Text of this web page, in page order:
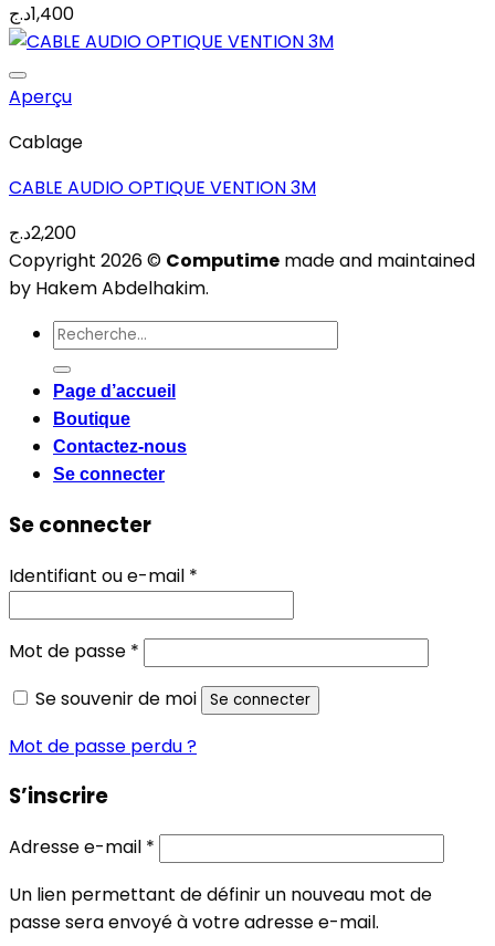
1,400د.ج
Aperçu
Cablage
CABLE AUDIO OPTIQUE VENTION 3M
2,200د.ج
Copyright 2026 © Computime made and maintained
by Hakem Abdelhakim.
Recherche
pour :
Page d’accueil
Boutique
Contactez-nous
Se connecter
Se connecter
Identifiant ou e-mail *
Mot de passe *
Se souvenir de moi
Se connecter
Mot de passe perdu ?
S’inscrire
Adresse e-mail *
Un lien permettant de définir un nouveau mot de
passe sera envoyé à votre adresse e-mail.